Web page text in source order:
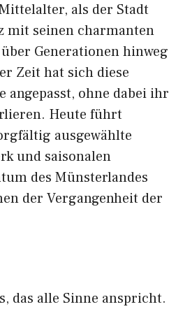
als d⁠er Stadt
mit seinen charm⁠anten
Gener‍a‌tione⁠n hi‍nweg
Zeit hat si⁠ch diese
ohne da⁠bei ihr​
Heute führt
ausgew‍ählte
und saisonalen
des​ Münsterlandes
de‌r Vergan​g‍enheit der
das alle Sinn‍e anspricht.